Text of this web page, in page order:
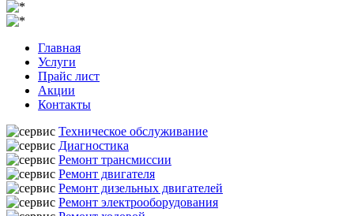
Главная
Услуги
Прайс лист
Акции
Контакты
Техническое обслуживание
Диагностика
Ремонт трансмиссии
Ремонт двигателя
Ремонт дизельных двигателей
Ремонт электрооборудования